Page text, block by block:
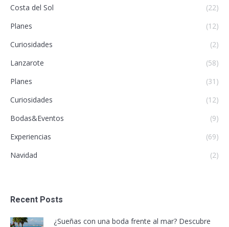
Costa del Sol
(22)
Planes
(12)
Curiosidades
(2)
Lanzarote
(58)
Planes
(31)
Curiosidades
(12)
Bodas&Eventos
(9)
Experiencias
(69)
Navidad
(2)
Recent Posts
¿Sueñas con una boda frente al mar? Descubre